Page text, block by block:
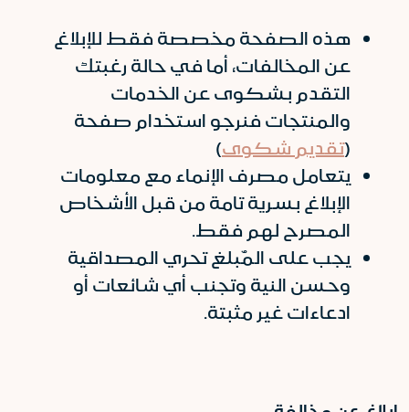
هذه الصفحة مخصصة فقط للإبلاغ
عن المخالفات، أما في حالة رغبتك
التقدم بشكوى عن الخدمات
والمنتجات فنرجو استخدام صفحة
(تقديم شكوى)
يتعامل مصرف الإنماء مع معلومات
الإبلاغ بسرية تامة من قبل الأشخاص
المصرح لهم فقط.
يجب على المٌبلغ تحري المصداقية
وحسن النية وتجنب أي شائعات أو
ادعاءات غير مثبتة.